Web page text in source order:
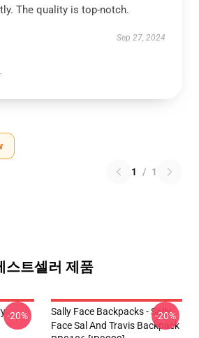
The quality is top-notch.
Sep 27, 2024
1 / 1
스트셀러 제품
-20%
Sally Face Backpacks - Sally
Face Sal And Travis Backpack
-20%